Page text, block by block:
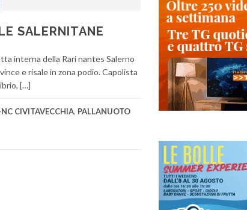
SALERNITANE
interna della Rari nantes Salerno
e risale in zona podio. Capolista
[…]
CIVITAVECCHIA, PALLANUOTO